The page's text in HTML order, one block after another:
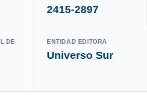
2415-2897
DE
ENTIDAD EDITORA
Universo Sur